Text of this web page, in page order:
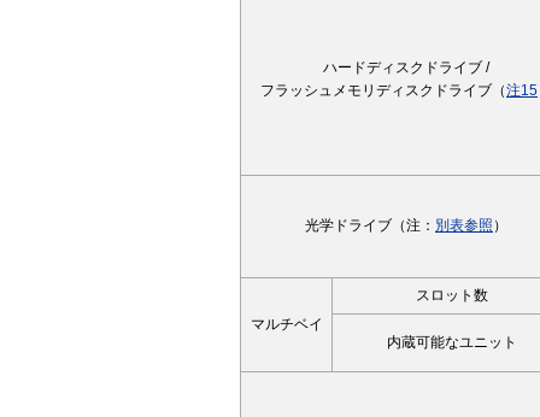
ハードディスクドライブ /
フラッシュメモリディスクドライブ（注15
光学ドライブ（注： 別表参照 ）
マルチベイ
スロット数
内蔵可能なユニット